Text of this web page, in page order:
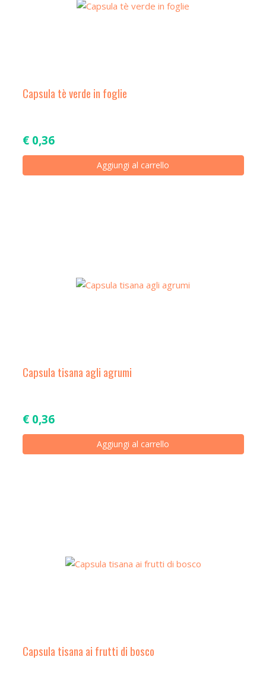
Capsula tè verde in foglie
€0,36
Aggiungi al carrello
Capsula tisana agli agrumi
€0,36
Aggiungi al carrello
Capsula tisana ai frutti di bosco